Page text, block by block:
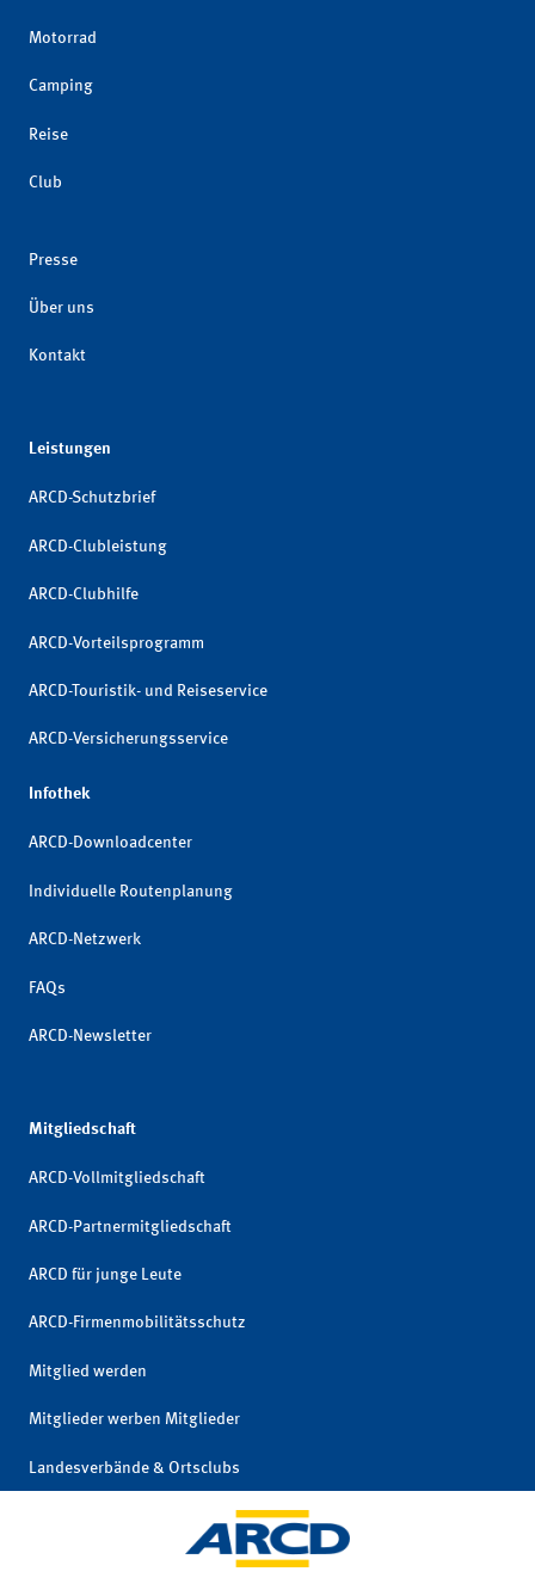
Motorrad
Camping
Reise
Club
Presse
Über uns
Kontakt
Leistungen
ARCD-Schutzbrief
ARCD-Clubleistung
ARCD-Clubhilfe
ARCD-Vorteilsprogramm
ARCD-Touristik- und Reiseservice
ARCD-Versicherungsservice
Infothek
ARCD-Downloadcenter
Individuelle Routenplanung
ARCD-Netzwerk
FAQs
ARCD-Newsletter
Mitgliedschaft
ARCD-Vollmitgliedschaft
ARCD-Partnermitgliedschaft
ARCD für junge Leute
ARCD-Firmenmobilitätsschutz
Mitglied werden
Mitglieder werben Mitglieder
Landesverbände & Ortsclubs